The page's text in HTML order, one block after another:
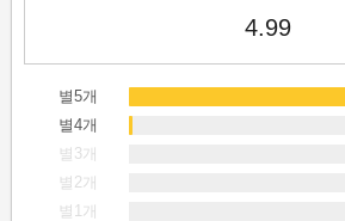
4.99
별5개
별4개
별3개
별2개
별1개